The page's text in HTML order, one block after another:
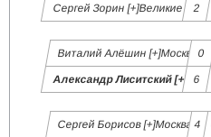
Сергей Зорин [+]Великие Луки]
2
Виталий Алёшин [+]Москва]0
Александр Лиситский 6
Сергей Борисов [+]Москва]4